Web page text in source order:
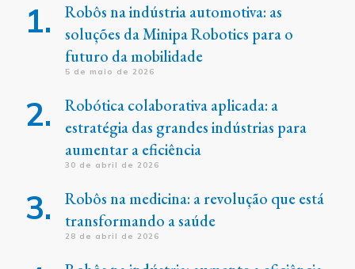
Robôs na indústria automotiva: as
soluções da Minipa Robotics para o
futuro da mobilidade
5 de maio de 2026
Robótica colaborativa aplicada: a
estratégia das grandes indústrias para
aumentar a eficiência
30 de abril de 2026
Robôs na medicina: a revolução que está
transformando a saúde
28 de abril de 2026